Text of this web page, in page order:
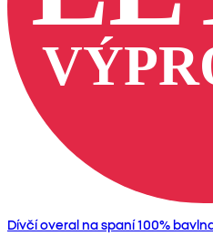
Dívčí overal na spaní 100%